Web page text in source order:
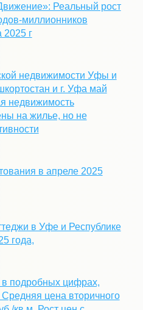
Реальный рост
миллионников
2025 г
недвижимости Уфы и
и г. Уфа май
недвижимость
на жилье, но не
в апреле 2025
в Уфе и Республике
года,
подробных цифрах,
цена вторичного